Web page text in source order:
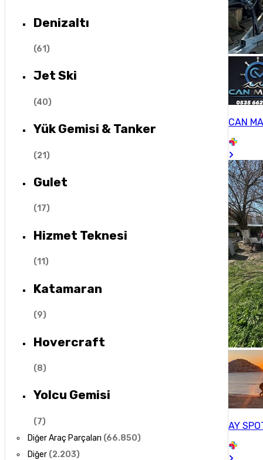
Denizaltı
(61)
Jet Ski
(40)
Yük Gemisi & Tanker
(21)
Gulet
(17)
Hizmet Teknesi
(11)
Katamaran
(9)
Hovercraft
(8)
Yolcu Gemisi
(7)
Diğer Araç Parçaları (66.850)
Diğer (2.203)
CAN
AY